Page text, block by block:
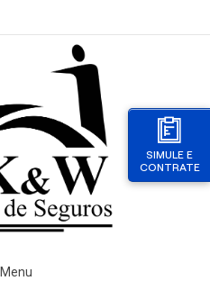
SIMULE E
CONTRATE
Menu